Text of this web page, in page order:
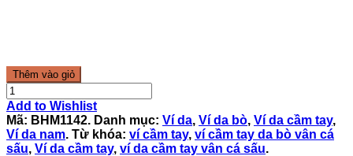
Thêm vào giỏ
Add to Wishlist
Mã: BHM1142. Danh mục: Ví da, Ví da bò, Ví da cầm tay,
Ví da nam. Từ khóa: ví cầm tay, ví cầm tay da bò vân cá
sấu, Ví da cầm tay, ví da cầm tay vân cá sấu.